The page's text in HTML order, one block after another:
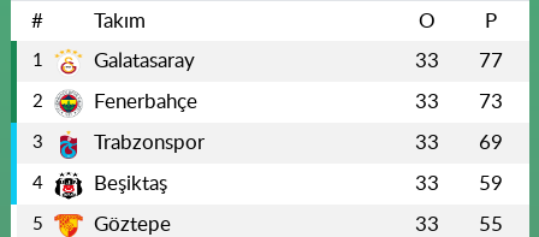
# Takım O P
1 Galatasaray 33 77
2 Fenerbahçe 33 73
3 Trabzonspor 33 69
4 Beşiktaş 33 59
5 Göztepe 33 55